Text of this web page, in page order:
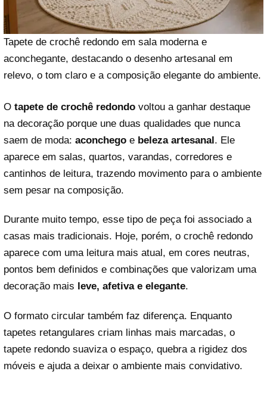
Tapete de crochê redondo em sala moderna e
aconchegante, destacando o desenho artesanal em
relevo, o tom claro e a composição elegante do ambiente.
O tapete de crochê redondo voltou a ganhar destaque
na decoração porque une duas qualidades que nunca
saem de moda: aconchego e beleza artesanal. Ele
aparece em salas, quartos, varandas, corredores e
cantinhos de leitura, trazendo movimento para o ambiente
sem pesar na composição.
Durante muito tempo, esse tipo de peça foi associado a
casas mais tradicionais. Hoje, porém, o crochê redondo
aparece com uma leitura mais atual, em cores neutras,
pontos bem definidos e combinações que valorizam uma
decoração mais leve, afetiva e elegante.
O formato circular também faz diferença. Enquanto
tapetes retangulares criam linhas mais marcadas, o
tapete redondo suaviza o espaço, quebra a rigidez dos
móveis e ajuda a deixar o ambiente mais convidativo.